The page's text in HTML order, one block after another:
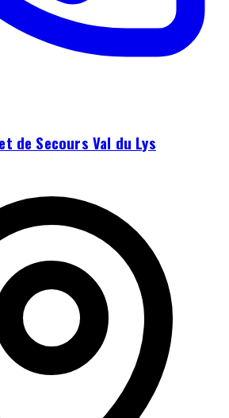
de Secours Val du Lys